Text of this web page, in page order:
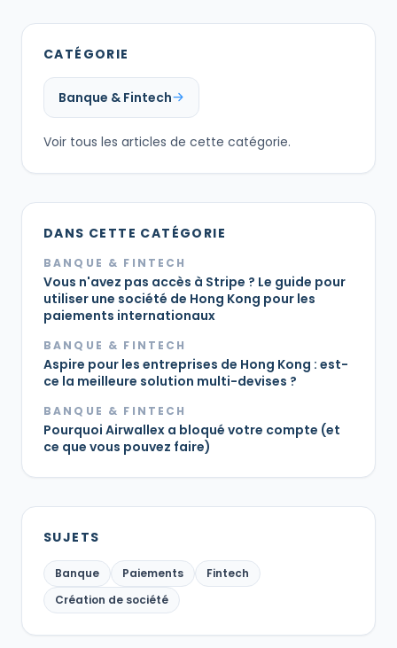
CATÉGORIE
Banque & Fintech
Voir tous les articles de cette catégorie.
DANS CETTE CATÉGORIE
BANQUE & FINTECH
Vous n'avez pas accès à Stripe ? Le guide pour
utiliser une société de Hong Kong pour les
paiements internationaux
BANQUE & FINTECH
Aspire pour les entreprises de Hong Kong : est-
ce la meilleure solution multi-devises ?
BANQUE & FINTECH
Pourquoi Airwallex a bloqué votre compte (et
ce que vous pouvez faire)
SUJETS
Banque Paiements
Fintech
Création de société